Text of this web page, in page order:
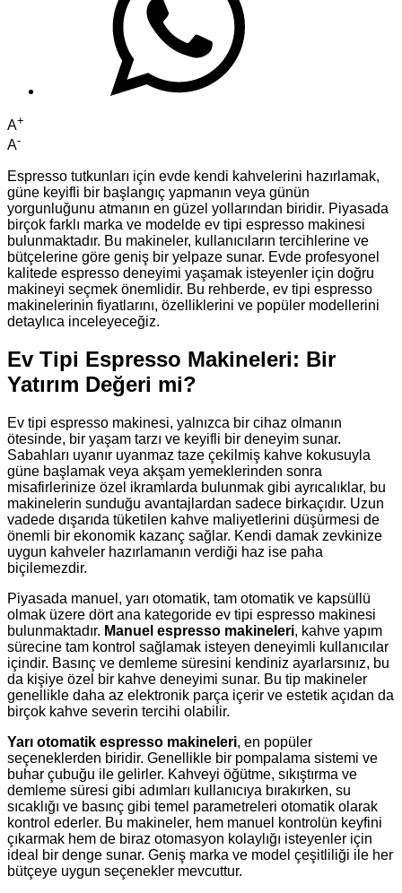
A+
A-
Espresso tutkunları için evde kendi kahvelerini hazırlamak,
güne keyifli bir başlangıç yapmanın veya günün
yorgunluğunu atmanın en güzel yollarından biridir. Piyasada
birçok farklı marka ve modelde ev tipi espresso makinesi
bulunmaktadır. Bu makineler, kullanıcıların tercihlerine ve
bütçelerine göre geniş bir yelpaze sunar. Evde profesyonel
kalitede espresso deneyimi yaşamak isteyenler için doğru
makineyi seçmek önemlidir. Bu rehberde, ev tipi espresso
makinelerinin fiyatlarını, özelliklerini ve popüler modellerini
detaylıca inceleyeceğiz.
Ev Tipi Espresso Makineleri: Bir
Yatırım Değeri mi?
Ev tipi espresso makinesi, yalnızca bir cihaz olmanın
ötesinde, bir yaşam tarzı ve keyifli bir deneyim sunar.
Sabahları uyanır uyanmaz taze çekilmiş kahve kokusuyla
güne başlamak veya akşam yemeklerinden sonra
misafirlerinize özel ikramlarda bulunmak gibi ayrıcalıklar, bu
makinelerin sunduğu avantajlardan sadece birkaçıdır. Uzun
vadede dışarıda tüketilen kahve maliyetlerini düşürmesi de
önemli bir ekonomik kazanç sağlar. Kendi damak zevkinize
uygun kahveler hazırlamanın verdiği haz ise paha
biçilemezdir.
Piyasada manuel, yarı otomatik, tam otomatik ve kapsüllü
olmak üzere dört ana kategoride ev tipi espresso makinesi
bulunmaktadır. Manuel espresso makineleri, kahve yapım
sürecine tam kontrol sağlamak isteyen deneyimli kullanıcılar
içindir. Basınç ve demleme süresini kendiniz ayarlarsınız, bu
da kişiye özel bir kahve deneyimi sunar. Bu tip makineler
genellikle daha az elektronik parça içerir ve estetik açıdan da
birçok kahve severin tercihi olabilir.
Yarı otomatik espresso makineleri, en popüler
seçeneklerden biridir. Genellikle bir pompalama sistemi ve
buhar çubuğu ile gelirler. Kahveyi öğütme, sıkıştırma ve
demleme süresi gibi adımları kullanıcıya bırakırken, su
sıcaklığı ve basınç gibi temel parametreleri otomatik olarak
kontrol ederler. Bu makineler, hem manuel kontrolün keyfini
çıkarmak hem de biraz otomasyon kolaylığı isteyenler için
ideal bir denge sunar. Geniş marka ve model çeşitliliği ile her
bütçeye uygun seçenekler mevcuttur.